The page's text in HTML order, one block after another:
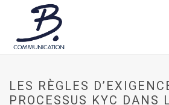
LES RÈGLES
PROCESSUS KYC DANS